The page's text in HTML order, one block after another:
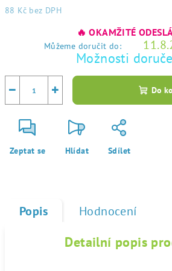
88 Kč bez DPH
🔥 OKAMŽITÉ
Můžeme doručit do:
Možnosti
+
− Do
Zeptat se Hlídat Sdílet
Popis Hodnocení
Detailní popis